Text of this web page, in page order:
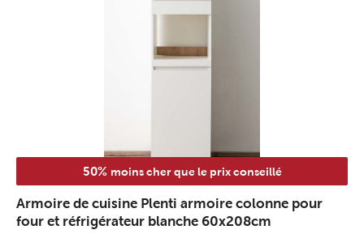
50% moins cher que le prix conseillé
Armoire de cuisine Plenti armoire colonne pour
four et réfrigérateur blanche 60x208cm